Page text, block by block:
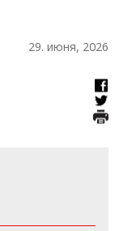
29. июня, 2026